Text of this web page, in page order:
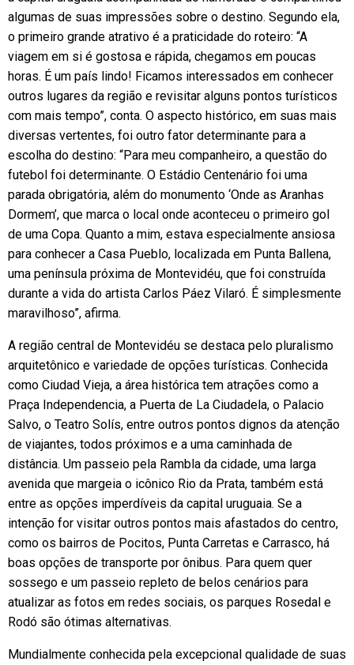
algumas de suas impressões sobre o destino. Segundo ela,
o primeiro grande atrativo é a praticidade do roteiro: “A
viagem em si é gostosa e rápida, chegamos em poucas
horas. É um país lindo! Ficamos interessados em conhecer
outros lugares da região e revisitar alguns pontos turísticos
com mais tempo”, conta. O aspecto histórico, em suas mais
diversas vertentes, foi outro fator determinante para a
escolha do destino: “Para meu companheiro, a questão do
futebol foi determinante. O Estádio Centenário foi uma
parada obrigatória, além do monumento ‘Onde as Aranhas
Dormem’, que marca o local onde aconteceu o primeiro gol
de uma Copa. Quanto a mim, estava especialmente ansiosa
para conhecer a Casa Pueblo, localizada em Punta Ballena,
uma península próxima de Montevidéu, que foi construída
durante a vida do artista Carlos Páez Vilaró. É simplesmente
maravilhoso”, afirma.
A região central de Montevidéu se destaca pelo pluralismo
arquitetônico e variedade de opções turísticas. Conhecida
como Ciudad Vieja, a área histórica tem atrações como a
Praça Independencia, a Puerta de La Ciudadela, o Palacio
Salvo, o Teatro Solís, entre outros pontos dignos da atenção
de viajantes, todos próximos e a uma caminhada de
distância. Um passeio pela Rambla da cidade, uma larga
avenida que margeia o icônico Rio da Prata, também está
entre as opções imperdíveis da capital uruguaia. Se a
intenção for visitar outros pontos mais afastados do centro,
como os bairros de Pocitos, Punta Carretas e Carrasco, há
boas opções de transporte por ônibus. Para quem quer
sossego e um passeio repleto de belos cenários para
atualizar as fotos em redes sociais, os parques Rosedal e
Rodó são ótimas alternativas.
Mundialmente conhecida pela excepcional qualidade de suas